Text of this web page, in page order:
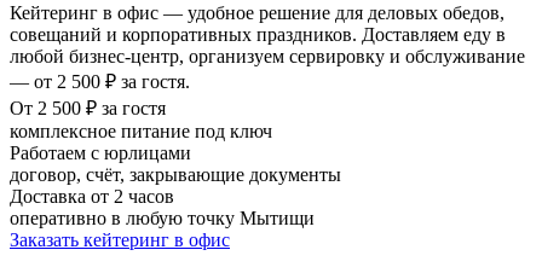
Кейтеринг в офис — удобное решение для деловых обедов,
совещаний и корпоративных праздников. Доставляем еду в
любой бизнес-центр, организуем сервировку и обслуживание
— от 2 500 ₽ за гостя.
От 2 500 ₽ за гостя
комплексное питание под ключ
Работаем с юрлицами
договор, счёт, закрывающие документы
Доставка от 2 часов
оперативно в любую точку Мытищи
Заказать кейтеринг в офис